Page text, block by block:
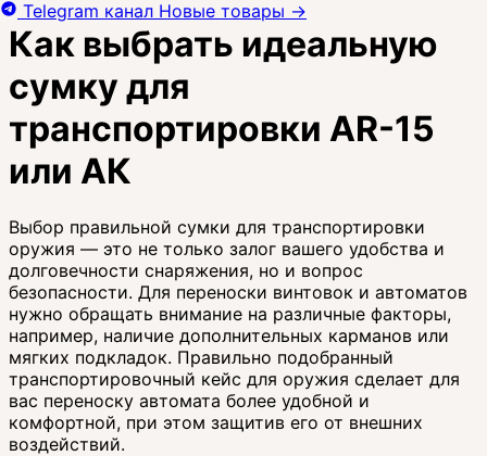
Как выбрать идеальную
сумку для
транспортировки AR-15
или АК
Выбор правильной сумки для транспортировки
оружия — это не только залог вашего удобства и
долговечности снаряжения, но и вопрос
безопасности. Для переноски винтовок и автоматов
нужно обращать внимание на различные факторы,
например, наличие дополнительных карманов или
мягких подкладок. Правильно подобранный
транспортировочный кейс для оружия сделает для
вас переноску автомата более удобной и
комфортной, при этом защитив его от внешних
воздействий.
Telegram канал Новые товары →